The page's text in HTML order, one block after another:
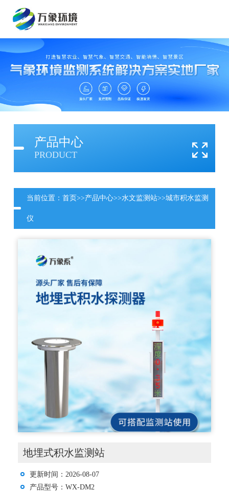
产品中心
PRODUCT
当前位置： 首页>>产品中心>>水文监测站>>城市积水监测
仪
地埋式积水监测站
更新时间：2026-08-07
产品型号：WX-DM2